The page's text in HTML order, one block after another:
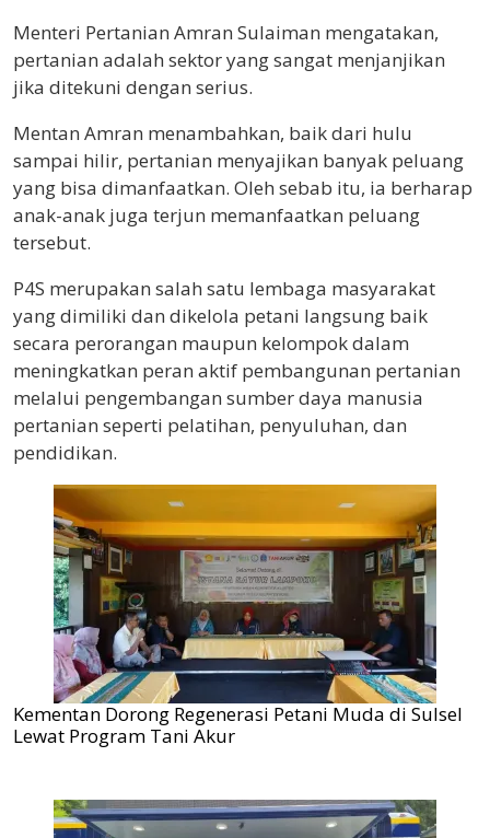
Menteri Pertanian Amran Sulaiman mengatakan,
pertanian adalah sektor yang sangat menjanjikan
jika ditekuni dengan serius.
Mentan Amran menambahkan, baik dari hulu
sampai hilir, pertanian menyajikan banyak peluang
yang bisa dimanfaatkan. Oleh sebab itu, ia berharap
anak-anak juga terjun memanfaatkan peluang
tersebut.
P4S merupakan salah satu lembaga masyarakat
yang dimiliki dan dikelola petani langsung baik
secara perorangan maupun kelompok dalam
meningkatkan peran aktif pembangunan pertanian
melalui pengembangan sumber daya manusia
pertanian seperti pelatihan, penyuluhan, dan
pendidikan.
Kementan Dorong Regenerasi Petani Muda di Sulsel
Lewat Program Tani Akur